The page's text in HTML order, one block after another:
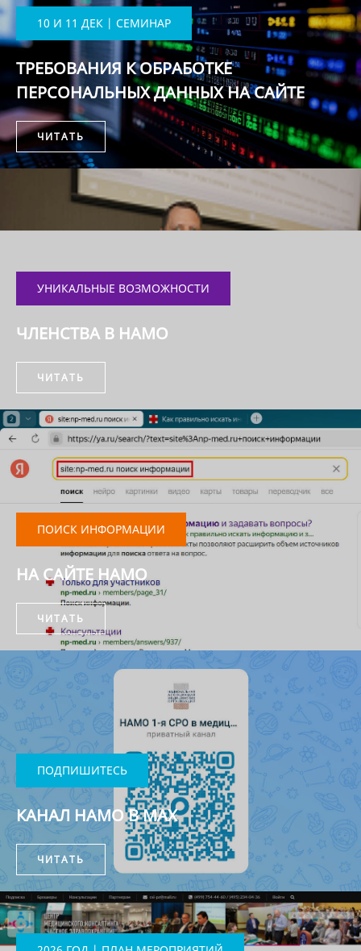
10 И 11 ДЕК | СЕМИНАР
ТРЕБОВАНИЯ К ОБРАБОТКЕ
ПЕРСОНАЛЬНЫХ ДАННЫХ НА САЙТЕ
ЧИТАТЬ
УНИКАЛЬНЫЕ ВОЗМОЖНОСТИ
ЧЛЕНСТВА В НАМО
ЧИТАТЬ
ПОИСК ИНФОРМАЦИИ
НА САЙТЕ НАМО
ЧИТАТЬ
ПОДПИШИТЕСЬ
КАНАЛ НАМО В MAX
ЧИТАТЬ